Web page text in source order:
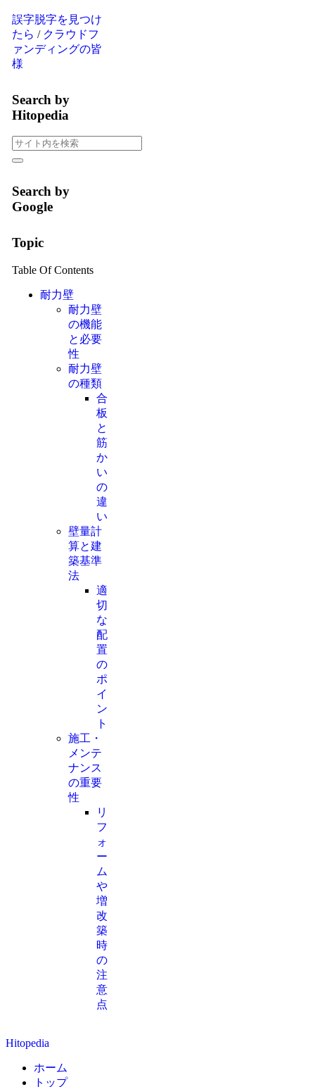
誤字脱字を見つけ
たら / クラウドフ
ァンディングの皆
様
Search by
Hitopedia
Search by
Google
Topic
Table Of Contents
耐力壁
耐力壁
の機能
と必要
性
耐力壁
の種類
合
板
と
筋
か
い
の
違
い
壁量計
算と建
築基準
法
適
切
な
配
置
の
ポ
イ
ン
ト
施工・
メンテ
ナンス
の重要
性
リ
フ
ォ
ー
ム
や
増
改
築
時
の
注
意
点
Hitopedia
ホーム
トップ